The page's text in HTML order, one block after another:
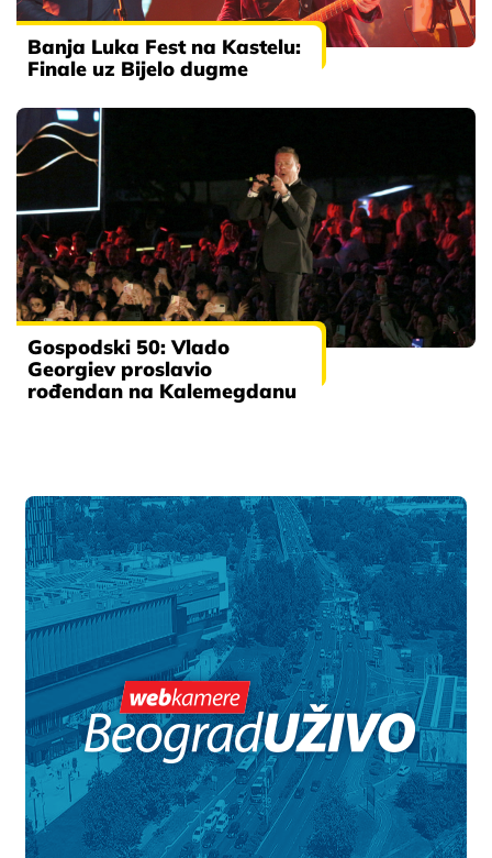
Banja Luka Fest na Kastelu:
Finale uz Bijelo dugme
Gospodski 50: Vlado
Georgiev proslavio
rođendan na Kalemegdanu